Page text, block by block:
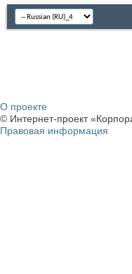
О проекте
© Интернет-проект
Правовая информация